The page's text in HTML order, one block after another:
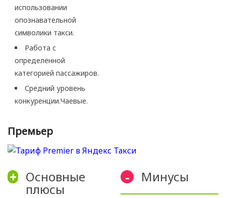
использовании
опознавательной
символики такси.
Работа с
определённой
категорией пассажиров.
Средний уровень
конкуренции.Чаевые.
Премьер
+ Основные
плюсы
- Минусы